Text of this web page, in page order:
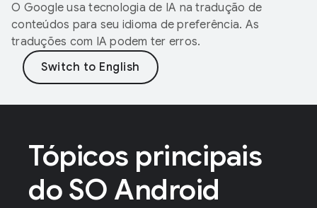
O Google usa tecnologia de IA na tradução de
conteúdos para seu idioma de preferência. As
traduções com IA podem ter erros.
Tópicos principais
do SO Android